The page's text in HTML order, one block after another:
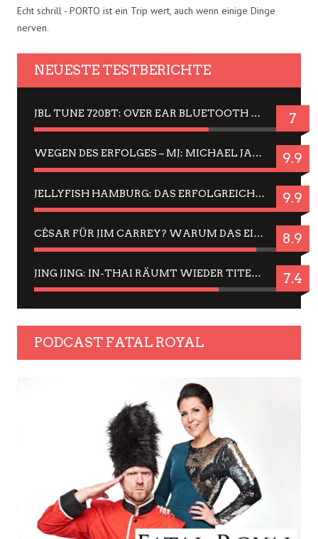
Echt schrill - PORTO ist ein Trip wert, auch wenn einige Dinge
nerven.
NEUESTE TESTBERICHTE
JBL TUNE 720BT: OVER EAR BLUETOOTH KOPFHÖRER UM DIE 50,-€ IM DAUER-TEST 7
WEGEN DES ERFOLGES – MJ: MICHAEL JACKSON MUSICAL IN EINER MATINEE SEHEN 9.9
JELLYFISH HAMBURG: DAS ERFOLGREICHE SOMMER-MENÜ 2025 IN GEFÜHLEN UND BILDERN 9.9
CÉSAR FÜR JIM CARREY? WARUM DAS EINER DER NERVIGSTEN ACTORS IST UND BLEIBT 8.9
JING JING: IN-THAI RÄUMT WIEDER TITEL AB – EIN ZWEI-STUNDEN-ERLEBNISBERICHT 7.4
PODCAST FATAL ROYAL